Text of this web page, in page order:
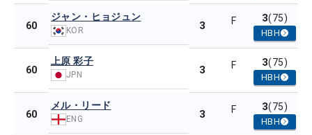
60
ジャン・ヒョジュン
KOR 3 F 3(75)
HBH
60
上原 彩子
JPN 3 F 3(75)
HBH
60
メル・リード
ENG 3 F 3(75)
HBH